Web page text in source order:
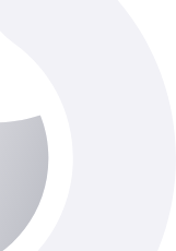
сечі (осад